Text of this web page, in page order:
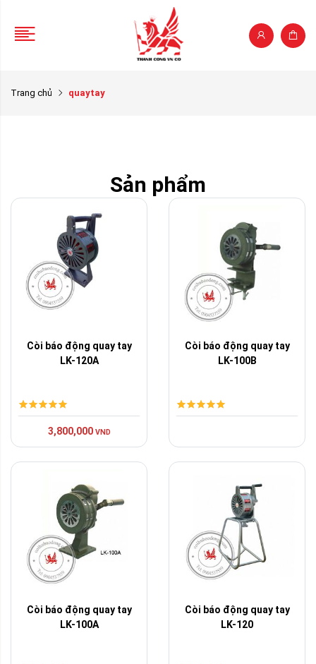
Trang chủ quaytay
Sản phẩm
Còi báo động quay tay
LK-120A
3,800,000 VND
Còi báo động quay tay
LK-100B
Còi báo động quay tay
LK-100A
Còi báo động quay tay
LK-120